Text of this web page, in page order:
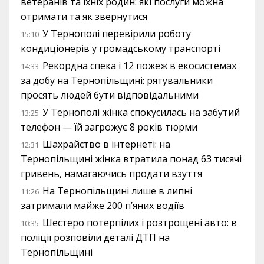
отримати та як звернутися
15:10 У Тернополі перевірили роботу
кондиціонерів у громадському транспорті
14:33 Рекордна спека і 12 пожеж в екосистемах
за добу на Тернопільщині: рятувальники
просять людей бути відповідальними
13:25 У Тернополі жінка спокусилась на забутий
телефон — їй загрожує 8 років тюрми
12:31 Шахрайство в інтернеті: на
Тернопільщині жінка втратила понад 63 тисячі
гривень, намагаючись продати взуття
11:26 На Тернопільщині лише в липні
затримали майже 200 п’яних водіїв
10:35 Шестеро потерпілих і розтрощені авто: в
поліції розповіли деталі ДТП на
Тернопільщині